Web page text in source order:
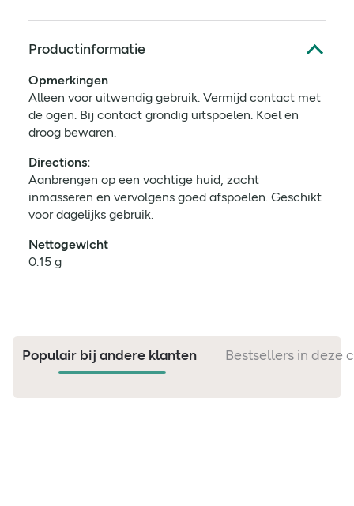
Productinformatie
Opmerkingen
Alleen voor uitwendig gebruik. Vermijd contact met
de ogen. Bij contact grondig uitspoelen. Koel en
droog bewaren.
Directions:
Aanbrengen op een vochtige huid, zacht
inmasseren en vervolgens goed afspoelen. Geschikt
voor dagelijks gebruik.
Nettogewicht
0.15 g
Populair bij andere klanten Bestsellers in deze